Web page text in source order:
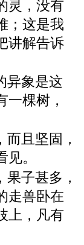
灵，没有
；这是我
讲解告诉
异象是这
一棵树，
且坚固，
。
子甚多，
走兽卧在
上，凡有